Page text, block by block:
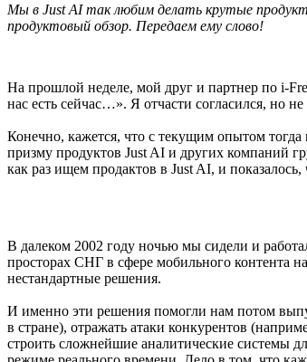
Мы в Just AI так любим делать крутые
продуктовый обзор. Передаем ему слово!
На прошлой неделе, мой друг и партнер по i-
нас есть сейчас…». Я отчасти согласился, но
Конечно, кажется, что с текущим опытом
призму продуктов Just AI и других компаний
как раз ищем продактов в Just AI, и
В далеком 2002 году ночью мы сидели и
просторах СНГ в сфере мобильного контента
нестандартные решения.
И именно эти решения помогли нам потом
в стране), отражать атаки конкурентов
строить сложнейшие аналитические системы